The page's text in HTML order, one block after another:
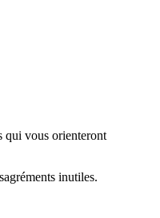
qui vous orienteront
inutiles.